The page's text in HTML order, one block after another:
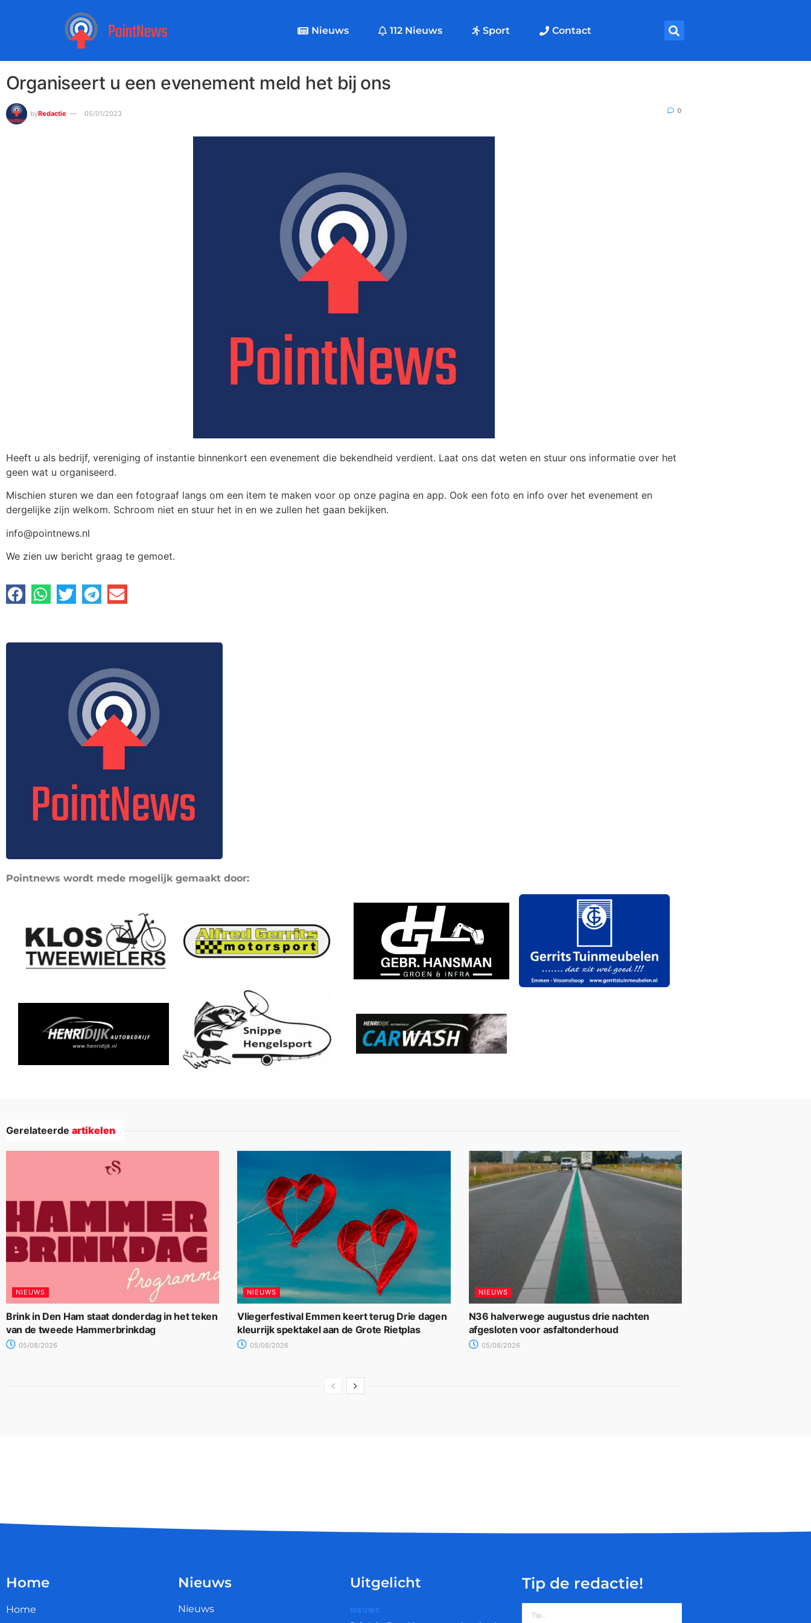
Nieuws 112 Nieuws Sport Contact
Organiseert u een evenement meld het bij ons
byRedactie 05/01/2023 0
Heeft u als bedrijf, vereniging of instantie binnenkort een evenement die bekendheid verdient. Laat ons dat weten en stuur ons informatie over het
geen wat u organiseerd.
Mischien sturen we dan een fotograaf langs om een item te maken voor op onze pagina en app. Ook een foto en info over het evenement en
dergelijke zijn welkom. Schroom niet en stuur het in en we zullen het gaan bekijken.
info@pointnews.nl
We zien uw bericht graag te gemoet.
Pointnews wordt mede mogelijk gemaakt door:
Gerelateerde artikelen
NIEUWS
Brink in Den Ham staat donderdag in het teken
van de tweede Hammerbrinkdag
05/08/2026
NIEUWS
Vliegerfestival Emmen keert terug Drie dagen
kleurrijk spektakel aan de Grote Rietplas
05/08/2026
NIEUWS
N36 halverwege augustus drie nachten
afgesloten voor asfaltonderhoud
05/08/2026
Home
Home
Nieuws
Nieuws
Uitgelicht
NIEUWS
Tip de redactie!